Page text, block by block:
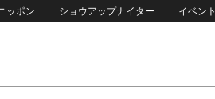
ッポン ショウアップナイター イベント